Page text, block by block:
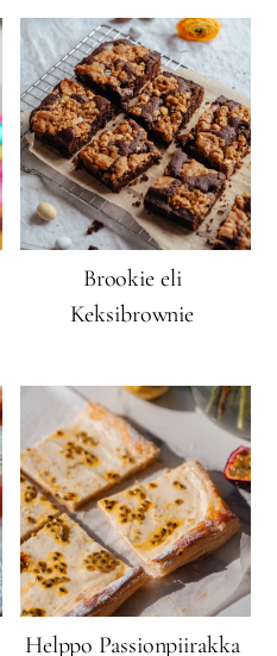
Brookie eli
Keksibrownie
Helppo Passionpiirakka